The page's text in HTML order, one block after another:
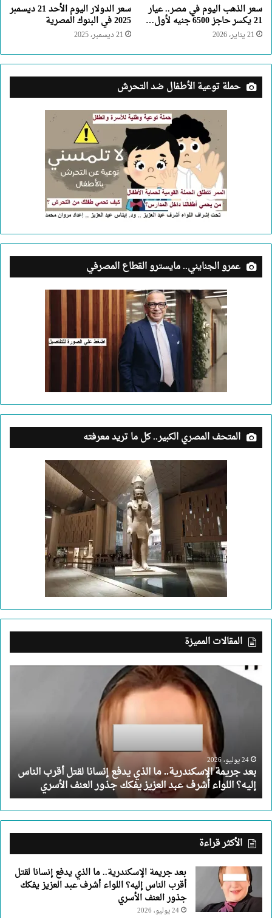
سعر الذهب اليوم في مصر.. عيار
21 يكسر حاجز 6500 جنيه لأول…
21 يناير، 2026
سعر الدولار اليوم الأحد 21 ديسمبر
2025 في البنوك المصرية
21 ديسمبر، 2025
حملة توعية الأطفال ضد التحرش
عمرو الجنايني.. مايسترو القطاع المصرفي
المتحف المصري الكبير.. كل ما تريد معرفته
المقالات المميزة
بعد
جريمة
لقتل
أقرب
الناس
إليه؟
اللواء
أشرف
عبد
العزيز
جذور
العنف
الأسري
24 يوليو، 2026
بعد جريمة الإسكندرية.. ما الذي يدفع إنسانا لقتل أقرب الناس
إليه؟ اللواء أشرف عبد العزيز يفكك جذور العنف الأسري
الأكثر قراءة
بعد جريمة الإسكندرية.. ما الذي يدفع إنسانا لقتل
أقرب الناس إليه؟ اللواء أشرف عبد العزيز يفكك
جذور العنف الأسري
24 يوليو، 2026